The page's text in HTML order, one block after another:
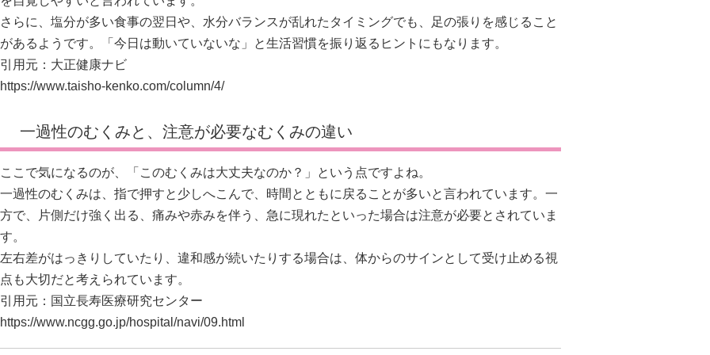
さらに、塩分が多い食事の翌日や、水分バランスが乱れたタイミングでも、足の張りを感じること
があるようです。「今日は動いていないな」と生活習慣を振り返るヒントにもなります。
引用元：大正健康ナビ
https://www.taisho-kenko.com/column/4/
一過性のむくみと、注意が必要なむくみの違い
ここで気になるのが、「このむくみは大丈夫なのか？」という点ですよね。
一過性のむくみは、指で押すと少しへこんで、時間とともに戻ることが多いと言われています。一
方で、片側だけ強く出る、痛みや赤みを伴う、急に現れたといった場合は注意が必要とされていま
す。
左右差がはっきりしていたり、違和感が続いたりする場合は、体からのサインとして受け止める視
点も大切だと考えられています。
引用元：国立長寿医療研究センター
https://www.ncgg.go.jp/hospital/navi/09.html